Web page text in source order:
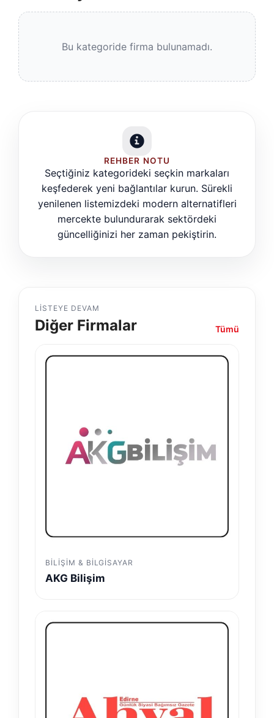
Bu kategoride firma bulunamadı.
REHBER NOTU
Seçtiğiniz kategorideki seçkin markaları
keşfederek yeni bağlantılar kurun. Sürekli
yenilenen listemizdeki modern alternatifleri
mercekte bulundurarak sektördeki
güncelliğinizi her zaman pekiştirin.
LISTEYE DEVAM
Diğer Firmalar Tümü
BILIŞIM & BILGISAYAR
AKG Bilişim